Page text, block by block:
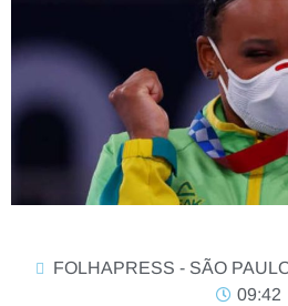
FOLHAPRESS - SÃO
09:42